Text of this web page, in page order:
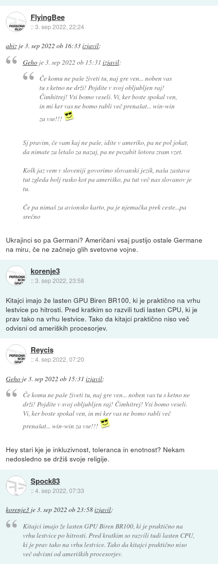
FlyingBee
::3. sep 2022, 22:24
abiz je3. sep 2022 ob 16:33izjavil:
Gehoje3. sep 2022 ob 15:31 izjavil:
Če komu ne paše živeti tu, naj gre ven... noben vas
tu s ketno ne drži! Pojdite v svoj obljubljen raj!
Čimhitrej! Vsi bomo veseli. Vi, ker boste spokal ven,
in mi ker vas ne bomo rabli več prenašat... win-win
za vse!!!
Sj pravim, če vam kaj ne paše, idite v ameriko, pa ne pol jokat,
da nimate za letalo za nazaj, pa ne pozabit šotora zram vzet.
Kolk jaz vem v sloveniji govorimo slovanski jezik, naša zastava
tut zgleda bolj rusko kot pa ameriško, pa tut več nas slovanov je
tu.
Če pa nimaš za avionsko karto, pa je njemačka prek ceste...pa
srečno
Ukrajinci so pa Germani? Američani vsaj pustijo ostale Germane
na miru, če ne začnejo glih svetovne vojne.
korenje3
::3. sep 2022, 23:58
Kitajci imajo že lasten GPU Biren BR100, ki je praktično na vrhu
lestvice po hitrosti. Pred kratkim so razvili tudi lasten CPU, ki je
prav tako na vrhu lestvice. Tako da kitajci praktično niso več
odvisni od ameriških procesorjev.
Reycis
::4. sep 2022, 07:20
Geho je3. sep 2022 ob 15:31 izjavil:
Če komu ne paše živeti tu, naj gre ven... noben vas tu s ketno ne
drži! Pojdite v svoj obljubljen raj! Čimhitrej! Vsi bomo veseli.
Vi, ker boste spokal ven, in mi ker vas ne bomo rabli več
prenašat... win-win za vse!!!
Hey stari kje je inkluzivnost, toleranca in enotnost? Nekam
nedosledno se držiš svoje religije.
Spock83
::4. sep 2022, 07:33
korenje3 je3. sep 2022 ob 23:58izjavil:
Kitajci imajo že lasten GPU Biren BR100, ki je praktično na
vrhu lestvice po hitrosti. Pred kratkim so razvili tudi lasten CPU,
ki je prav tako na vrhu lestvice. Tako da kitajci praktično niso
več odvisni od ameriških procesorjev.